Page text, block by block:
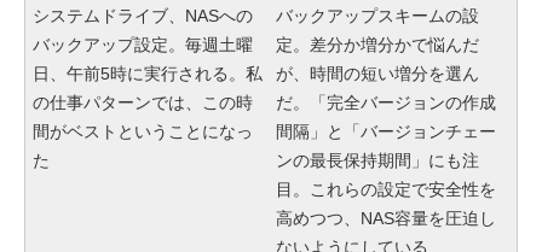
システムドライブ、NASへの
バックアップ設定。毎週土曜
日、午前5時に実行される。私
の仕事パターンでは、この時
間がベストということになっ
た
バックアップスキームの設
定。差分か増分かで悩んだ
が、時間の短い増分を選ん
だ。「完全バージョンの作成
間隔」と「バージョンチェー
ンの最長保持期間」にも注
目。これらの設定で安全性を
高めつつ、NAS容量を圧迫し
ないようにしている